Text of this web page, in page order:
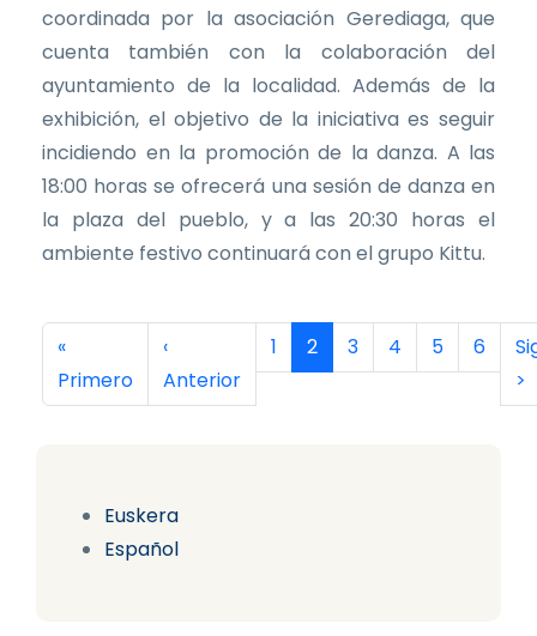
Euskera
Español
coordinada por la asociación Gerediaga, que
cuenta también con la colaboración del
ayuntamiento de la localidad. Además de la
exhibición, el objetivo de la iniciativa es seguir
incidiendo en la promoción de la danza. A las
18:00 horas se ofrecerá una sesión de danza en
la plaza del pueblo, y a las 20:30 horas el
ambiente festivo continuará con el grupo Kittu.
Paginación
Primera página
«
Primero
Página anterior
‹
Anterior
Página
1 Página actual
2 Página
3 Página
4 Página
5 Página
6
>